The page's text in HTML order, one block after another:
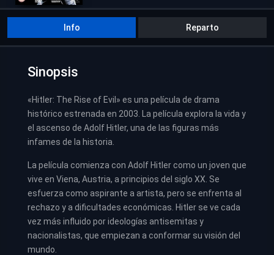
Info Reparto
Sinopsis
«Hitler: The Rise of Evil» es una película de drama
histórico estrenada en 2003. La película explora la vida y
el ascenso de Adolf Hitler, una de las figuras más
infames de la historia.
La película comienza con Adolf Hitler como un joven que
vive en Viena, Austria, a principios del siglo XX. Se
esfuerza como aspirante a artista, pero se enfrenta al
rechazo y a dificultades económicas. Hitler se ve cada
vez más influido por ideologías antisemitas y
nacionalistas, que empiezan a conformar su visión del
mundo.